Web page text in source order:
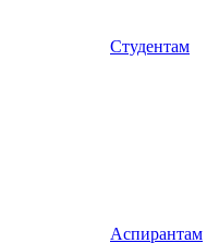
Студентам
Аспирантам